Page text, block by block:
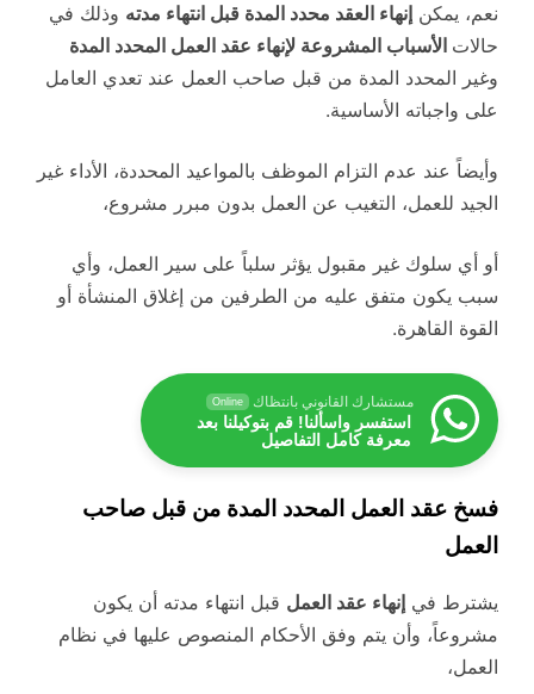
نعم، يمكن إنهاء العقد محدد المدة قبل انتهاء مدته وذلك في
حالات الأسباب المشروعة لإنهاء عقد العمل المحدد المدة
وغير المحدد المدة من قبل صاحب العمل عند تعدي العامل
على واجباته الأساسية.
وأيضاً عند عدم التزام الموظف بالمواعيد المحددة، الأداء غير
الجيد للعمل، التغيب عن العمل بدون مبرر مشروع،
أو أي سلوك غير مقبول يؤثر سلباً على سير العمل، وأي
سبب يكون متفق عليه من الطرفين من إغلاق المنشأة أو
القوة القاهرة.
مستشارك القانوني بانتظاك Online
استفسر واسألنا! قم بتوكيلنا بعد
معرفة كامل التفاصيل
فسخ عقد العمل المحدد المدة من قبل صاحب
العمل
يشترط في إنهاء عقد العمل قبل انتهاء مدته أن يكون
مشروعاً، وأن يتم وفق الأحكام المنصوص عليها في نظام
العمل،